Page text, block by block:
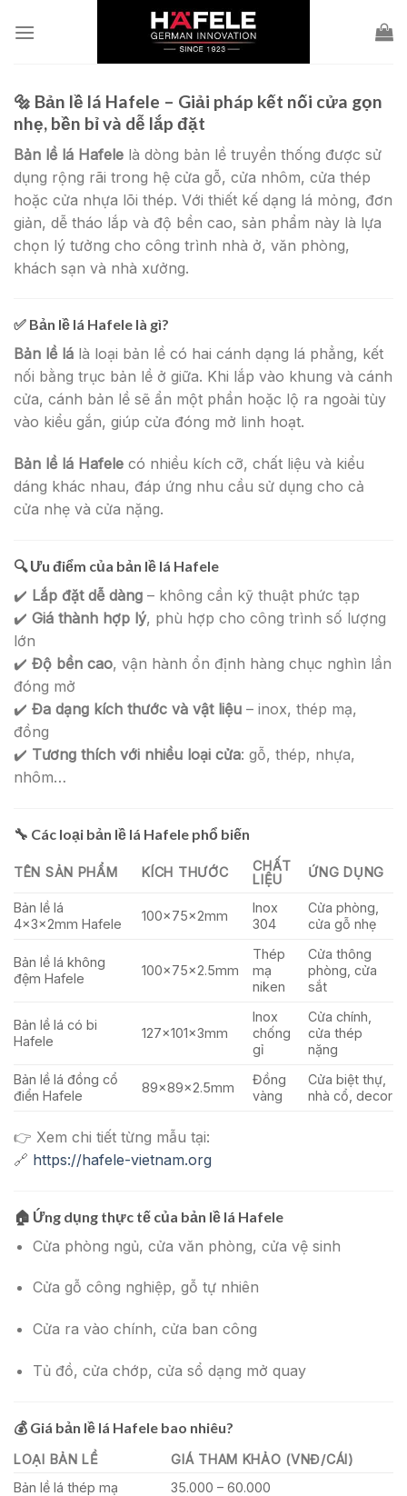
🔩 Bản lề lá Hafele – Giải pháp kết nối cửa gọn
nhẹ, bền bỉ và dễ lắp đặt
Bản lề lá Hafele là dòng bản lề truyền thống được sử
dụng rộng rãi trong hệ cửa gỗ, cửa nhôm, cửa thép
hoặc cửa nhựa lõi thép. Với thiết kế dạng lá mỏng, đơn
giản, dễ tháo lắp và độ bền cao, sản phẩm này là lựa
chọn lý tưởng cho công trình nhà ở, văn phòng,
khách sạn và nhà xưởng.
✅ Bản lề lá Hafele là gì?
Bản lề lá là loại bản lề có hai cánh dạng lá phẳng, kết
nối bằng trục bản lề ở giữa. Khi lắp vào khung và cánh
cửa, cánh bản lề sẽ ẩn một phần hoặc lộ ra ngoài tùy
vào kiểu gắn, giúp cửa đóng mở linh hoạt.
Bản lề lá Hafele có nhiều kích cỡ, chất liệu và kiểu
dáng khác nhau, đáp ứng nhu cầu sử dụng cho cả
cửa nhẹ và cửa nặng.
🔍Ưu điểm của bản lề lá Hafele
✔️ Lắp đặt dễ dàng – không cần kỹ thuật phức tạp
✔️ Giá thành hợp lý, phù hợp cho công trình số lượng
lớn
✔️ Độ bền cao, vận hành ổn định hàng chục nghìn lần
đóng mở
✔️ Đa dạng kích thước và vật liệu – inox, thép mạ,
đồng
✔️ Tương thích với nhiều loại cửa: gỗ, thép, nhựa,
nhôm…
🔧 Các loại bản lề lá Hafele phổ biến
TÊN SẢN PHẨM KÍCH THƯỚC
CHẤT
LIỆU
ỨNG DỤNG
Bản lề lá
4x3x2mm Hafele
100x75x2mm
Inox
304
Cửa phòng,
cửa gỗ nhẹ
Bản lề lá không
đệm Hafele
100x75x2.5mm
Thép
mạ
niken
Cửa thông
phòng, cửa
sắt
Bản lề lá có bi
Hafele
127x101x3mm
Inox
chống
gỉ
Cửa chính,
cửa thép
nặng
Bản lề lá đồng cổ
điển Hafele
89x89x2.5mm
Đồng
vàng
Cửa biệt thự,
nhà cổ, decor
👉 Xem chi tiết từng mẫu tại:
🔗 https://hafele-vietnam.org
🏠 Ứng dụng thực tế của bản lề lá Hafele
Cửa phòng ngủ, cửa văn phòng, cửa vệ sinh
Cửa gỗ công nghiệp, gỗ tự nhiên
Cửa ra vào chính, cửa ban công
Tủ đồ, cửa chớp, cửa sổ dạng mở quay
💰 Giá bản lề lá Hafele bao nhiêu?
LOẠI BẢN LỀ
GIÁ THAM KHẢO (VNĐ/CÁI)
Bản lề lá thép mạ
35.000 – 60.000